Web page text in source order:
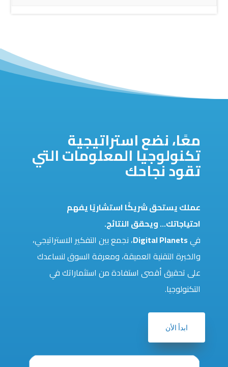
معًا، نضع استراتيجية
تكنولوجيا المعلومات التي
تقود نجاحك
عملك يستحق شريكًا استشاريًا يفهم
احتياجاتك… ويحقق النتائج.
فيDigital Planets، نجمع بين التفكير الاستراتيجي،
والخبرة التقنية العميقة، ومعرفة السوق لنساعدك
على تحقيق أقصى استفادة من استثماراتك في
التكنولوجيا.
ابدأ الأن